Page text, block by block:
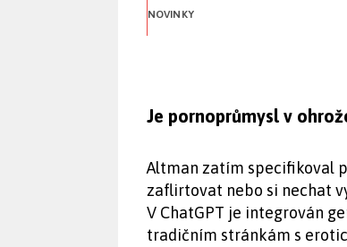
NOVINKY
Je pornoprůmysl v
Altman zatím specifikoval
zaflirtovat nebo si nechat
V ChatGPT je integrován
tradičním stránkám s